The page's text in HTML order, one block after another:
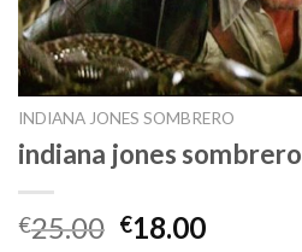
INDIANA JONES SOMBRERO
indiana jones sombrero
€25.00 €18.00